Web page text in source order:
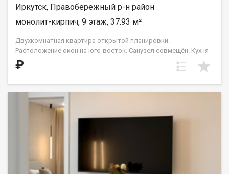
Иркутск, Правобережный р-н район
монолит-кирпич, 9 этаж, 37.93 м²
Двухкомнатная квартира открытой планировки.
Расположение окон на юго-восток. Санузел совмещён. Кухня
выделена в нишу. Идеальное решение для первого жилья или
в качестве инвестиций. Прекрасно подойдет молодой семье
₽